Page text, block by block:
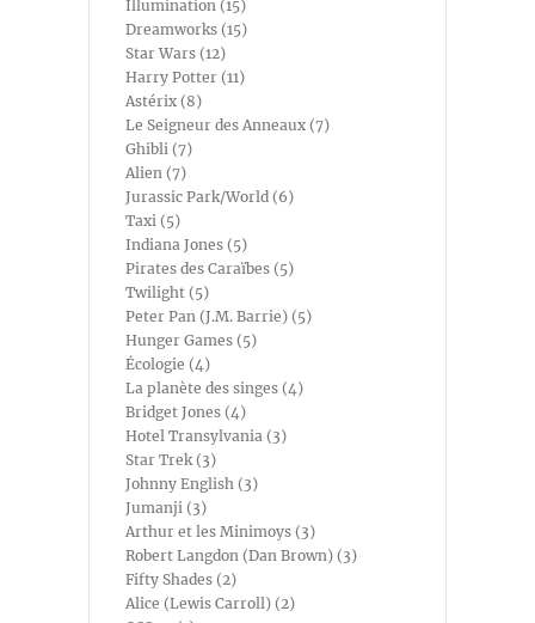
Illumination (15)
Dreamworks (15)
Star Wars (12)
Harry Potter (11)
Astérix (8)
Le Seigneur des Anneaux (7)
Ghibli (7)
Alien (7)
Jurassic Park/World (6)
Taxi (5)
Indiana Jones (5)
Pirates des Caraïbes (5)
Twilight (5)
Peter Pan (J.M. Barrie) (5)
Hunger Games (5)
Écologie (4)
La planète des singes (4)
Bridget Jones (4)
Hotel Transylvania (3)
Star Trek (3)
Johnny English (3)
Jumanji (3)
Arthur et les Minimoys (3)
Robert Langdon (Dan Brown) (3)
Fifty Shades (2)
Alice (Lewis Carroll) (2)